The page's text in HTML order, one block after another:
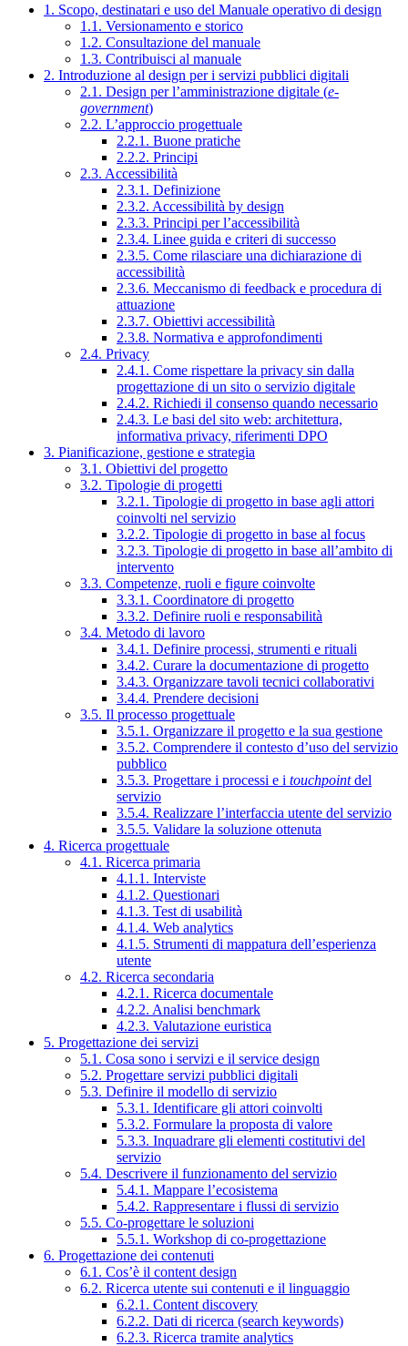
1. Scopo, destinatari e uso del Manuale operativo di design
1.1. Versionamento e storico
1.2. Consultazione del manuale
1.3. Contribuisci al manuale
2. Introduzione al design per i servizi pubblici digitali
2.1. Design per l’amministrazione digitale (e-
government)
2.2. L’approccio progettuale
2.2.1. Buone pratiche
2.2.2. Principi
2.3. Accessibilità
2.3.1. Definizione
2.3.2. Accessibilità by design
2.3.3. Principi per l’accessibilità
2.3.4. Linee guida e criteri di successo
2.3.5. Come rilasciare una dichiarazione di
accessibilità
2.3.6. Meccanismo di feedback e procedura di
attuazione
2.3.7. Obiettivi accessibilità
2.3.8. Normativa e approfondimenti
2.4. Privacy
2.4.1. Come rispettare la privacy sin dalla
progettazione di un sito o servizio digitale
2.4.2. Richiedi il consenso quando necessario
2.4.3. Le basi del sito web: architettura,
informativa privacy, riferimenti DPO
3. Pianificazione, gestione e strategia
3.1. Obiettivi del progetto
3.2. Tipologie di progetti
3.2.1. Tipologie di progetto in base agli attori
coinvolti nel servizio
3.2.2. Tipologie di progetto in base al focus
3.2.3. Tipologie di progetto in base all’ambito di
intervento
3.3. Competenze, ruoli e figure coinvolte
3.3.1. Coordinatore di progetto
3.3.2. Definire ruoli e responsabilità
3.4. Metodo di lavoro
3.4.1. Definire processi, strumenti e rituali
3.4.2. Curare la documentazione di progetto
3.4.3. Organizzare tavoli tecnici collaborativi
3.4.4. Prendere decisioni
3.5. Il processo progettuale
3.5.1. Organizzare il progetto e la sua gestione
3.5.2. Comprendere il contesto d’uso del servizio
pubblico
3.5.3. Progettare i processi e i touchpointdel
servizio
3.5.4. Realizzare l’interfaccia utente del servizio
3.5.5. Validare la soluzione ottenuta
4. Ricerca progettuale
4.1. Ricerca primaria
4.1.1. Interviste
4.1.2. Questionari
4.1.3. Test di usabilità
4.1.4. Web analytics
4.1.5. Strumenti di mappatura dell’esperienza
utente
4.2. Ricerca secondaria
4.2.1. Ricerca documentale
4.2.2. Analisi benchmark
4.2.3. Valutazione euristica
5. Progettazione dei servizi
5.1. Cosa sono i servizi e il service design
5.2. Progettare servizi pubblici digitali
5.3. Definire il modello di servizio
5.3.1. Identificare gli attori coinvolti
5.3.2. Formulare la proposta di valore
5.3.3. Inquadrare gli elementi costitutivi del
servizio
5.4. Descrivere il funzionamento del servizio
5.4.1. Mappare l’ecosistema
5.4.2. Rappresentare i flussi di servizio
5.5. Co-progettare le soluzioni
5.5.1. Workshop di co-progettazione
6. Progettazione dei contenuti
6.1. Cos’è il content design
6.2. Ricerca utente sui contenuti e il linguaggio
6.2.1. Content discovery
6.2.2. Dati di ricerca (search keywords)
6.2.3. Ricerca tramite analytics